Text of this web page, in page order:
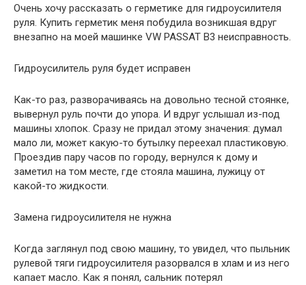
Очень хочу рассказать о герметике для гидроусилителя
руля. Купить герметик меня побудила возникшая вдруг
внезапно на моей машинке VW PASSAT B3 неисправность.
Гидроусилитель руля будет исправен
Как-то раз, разворачиваясь на довольно тесной стоянке,
вывернул руль почти до упора. И вдруг услышал из-под
машины хлопок. Сразу не придал этому значения: думал
мало ли, может какую-то бутылку переехал пластиковую.
Проездив пару часов по городу, вернулся к дому и
заметил на том месте, где стояла машина, лужицу от
какой-то жидкости.
Замена гидроусилителя не нужна
Когда заглянул под свою машину, то увидел, что пыльник
рулевой тяги гидроусилителя разорвался в хлам и из него
капает масло. Как я понял, сальник потерял